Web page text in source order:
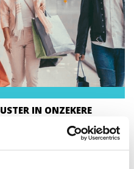
IN ONZEKERE
onzekere periode